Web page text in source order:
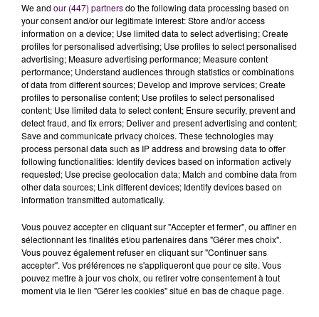
DécouvrezSweety Restaurantà Saint-Marcel, près
de Vernon, où la passion familiale pour la cuisine
maison se savoure dans chaque plat. Situé à côté
de la piscine et du bowling,Sweetyvous accueille
dans une ambiance chaleureuse et conviviale.
Savourez des galettes 100% faites maison, préparées
avec une farine de sarrasin sans gluten, ainsi que
des gaufres salées et sucrées, également réalisées
sur place.
Et écoutez Sweet FM à Vernon sur le 98.5 FM !
POUR VOUS INSCRIRE
Envoyez par SMS le mot cléSWEETau7 17 17.
(0,75 euro/SMS + coût opérateur éventuel, 2 SMS par
We and our (447) partnersdo the following data processing based on
your consent and/or our legitimate interest: Store and/or access
information on a device; Use limited data to select advertising; Create
profiles for personalised advertising; Use profiles to select personalised
advertising; Measure advertising performance; Measure content
performance; Understand audiences through statistics or combinations
of data from different sources; Develop and improve services; Create
profiles to personalise content; Use profiles to select personalised
content; Use limited data to select content; Ensure security, prevent and
detect fraud, and fix errors; Deliver and present advertising and content;
Save and communicate privacy choices. These technologies may
process personal data such as IP address and browsing data to offer
following functionalities: Identify devices based on information actively
requested; Use precise geolocation data; Match and combine data from
other data sources; Link different devices; Identify devices based on
information transmitted automatically.
Vous pouvez accepter en cliquant sur "Accepter et fermer", ou affiner en
sélectionnant les finalités et/ou partenaires dans "Gérer mes choix".
Vous pouvez également refuser en cliquant sur "Continuer sans
accepter". Vos préférences ne s'appliqueront que pour ce site. Vous
pouvez mettre à jour vos choix, ou retirer votre consentement à tout
moment via le lien "Gérer les cookies" situé en bas de chaque page.